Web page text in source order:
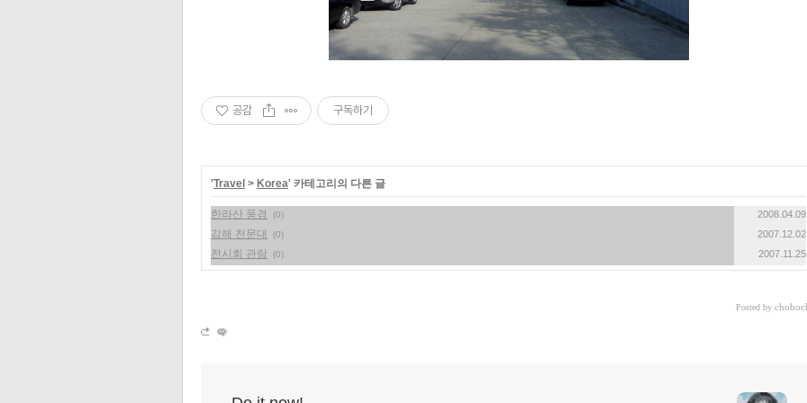
공감 구독하기
'Travel > Korea' 카테고리의 다른 글
한라산 풍경 (0) 2008.04.09
김해 천문대 (0) 2007.12.02
전시회 관람 (0) 2007.11.25
Posted by